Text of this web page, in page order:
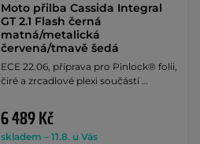
Moto přilba Cassida Integral
GT 2.1 Flash černá
matná/metalická
červená/tmavě šedá
ECE 22.06, příprava pro Pinlock® folii,
čiré a zrcadlové plexi součástí …
6 489 Kč
skladem – 11.8. u Vás